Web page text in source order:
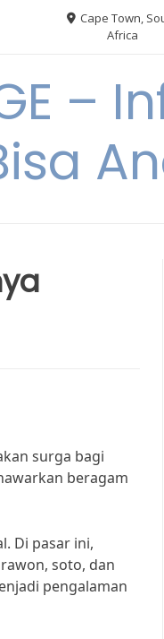
Cape Town,
Africa
–
surga bagi
beragam
Di pasar ini,
soto, dan
pengalaman